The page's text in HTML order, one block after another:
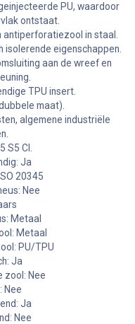
PU, waardoor
ontstaat.
in staal.
eigenschappen.
aan de wreef en
TPU insert.
maat).
algemene industriële
S5 CI.
Ja
20345
Nee
Metaal
Metaal
PU/TPU
Ja
zool: Nee
Nee
Ja
Nee